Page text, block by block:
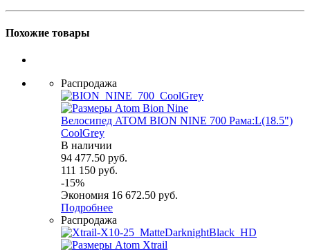
Похожие товары
Распродажа
Велосипед ATOM BION NINE 700 Рама:L(18.5")
СoolGrey
В наличии
94 477.50 руб.
111 150 руб.
-15%
Экономия 16 672.50 руб.
Подробнее
Распродажа